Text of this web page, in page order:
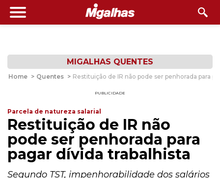
MIGALHAS QUENTES
Home > Quentes > Restituição de IR não pode ser penhorada para
PUBLICIDADE
Parcela de natureza salarial
Restituição de IR não
pode ser penhorada para
pagar dívida trabalhista
Segundo TST, impenhorabilidade dos salários